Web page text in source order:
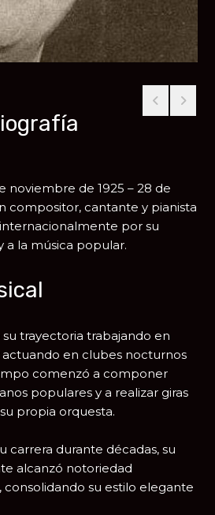
noviembre de 1925 – 28 de
compositor, cantante y pianista
por su
a la música popular.
trayectoria trabajando en
actuando en clubes nocturnos
comenzó a componer
populares y a realizar giras
propia orquesta.
carrera durante décadas, su
alcanzó notoriedad
su estilo elegante